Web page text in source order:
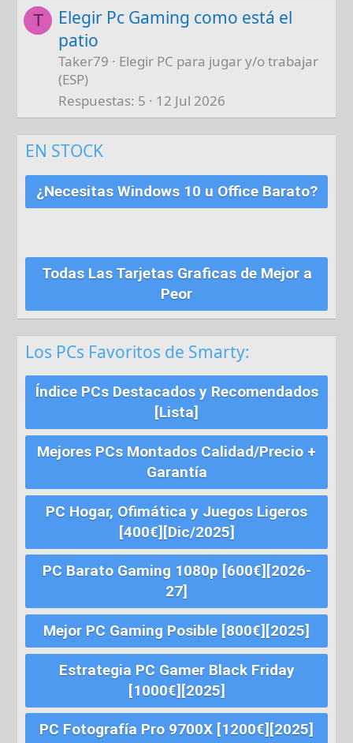
T
Elegir Pc Gaming como está el
patio
Taker79
Elegir PC para jugar y/o trabajar
(ESP)
Respuestas 5 12 Jul 2026
EN STOCK
¿Necesitas Windows 10 u Office Barato?
Todas Las Tarjetas Graficas de Mejor a
Peor
Los PCs Favoritos de Smarty:
Índice PCs Destacados y Recomendados
[Lista]
Mejores PCs Montados Calidad/Precio +
Garantía
PC Hogar, Ofimática y Juegos Ligeros
[400€][Dic/2025]
PC Barato Gaming 1080p [600€][2026-
27]
Mejor PC Gaming Posible [800€][2025]
Estrategia PC Gamer Black Friday
[1000€][2025]
PC Fotografía Pro 9700X [1200€][2025]